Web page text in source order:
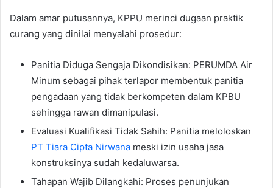
Dalam amar putusannya, KPPU merinci dugaan praktik
curang yang dinilai menyalahi prosedur:
Panitia Diduga Sengaja Dikondisikan: PERUMDA Air
Minum sebagai pihak terlapor membentuk panitia
pengadaan yang tidak berkompeten dalam KPBU
sehingga rawan dimanipulasi.
Evaluasi Kualifikasi Tidak Sahih: Panitia meloloskan
PT Tiara Cipta Nirwana meski izin usaha jasa
konstruksinya sudah kedaluwarsa.
Tahapan Wajib Dilangkahi: Proses penunjukan